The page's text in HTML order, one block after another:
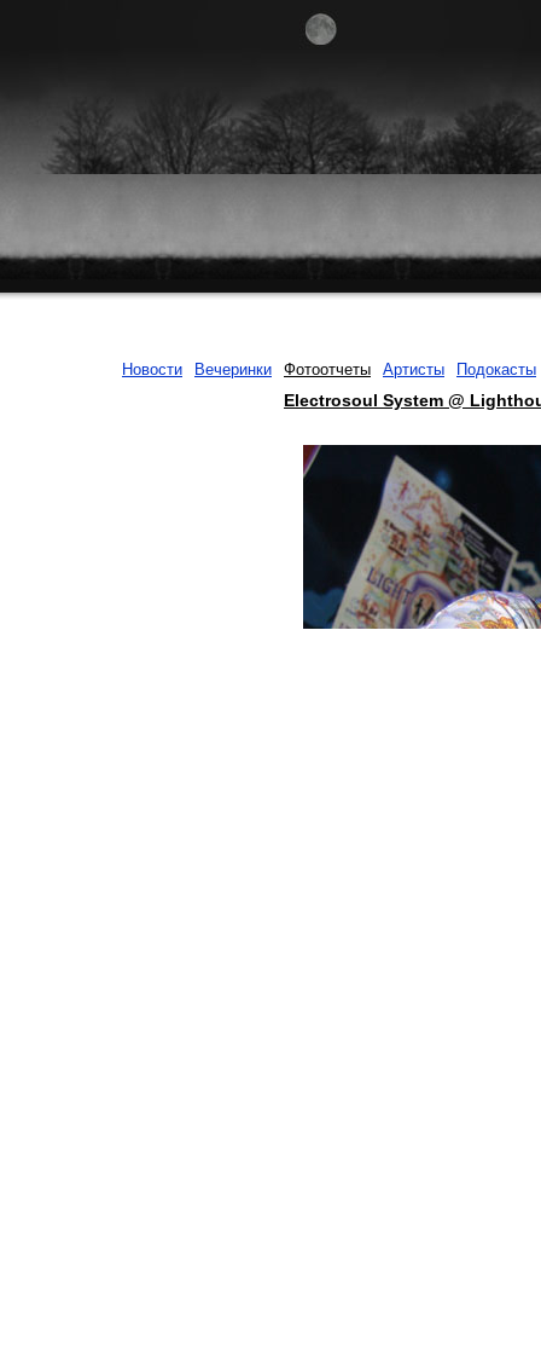
Новости Вечеринки Фотоотчеты Артисты Подокасты
Electrosoul System @